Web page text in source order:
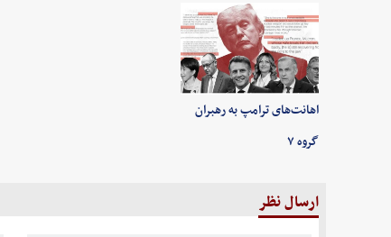
اهانت‌های ترامپ به رهبران
گروه ۷
ارسال نظر